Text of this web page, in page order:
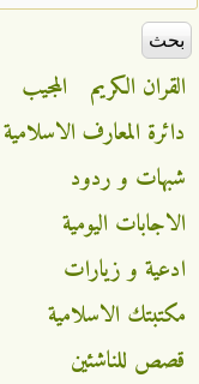
القران الكريم
المجيب
دائرة المعارف الاسلامية
شبهات و ردود
الاجابات اليومية
ادعية و زيارات
مكتبتك الاسلامية
قصص للناشئين